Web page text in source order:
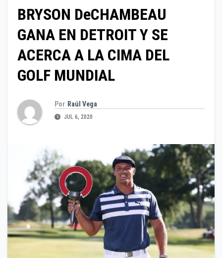
BRYSON DeCHAMBEAU
GANA EN DETROIT Y SE
ACERCA A LA CIMA DEL
GOLF MUNDIAL
Por Raúl Vega
JUL 6, 2020